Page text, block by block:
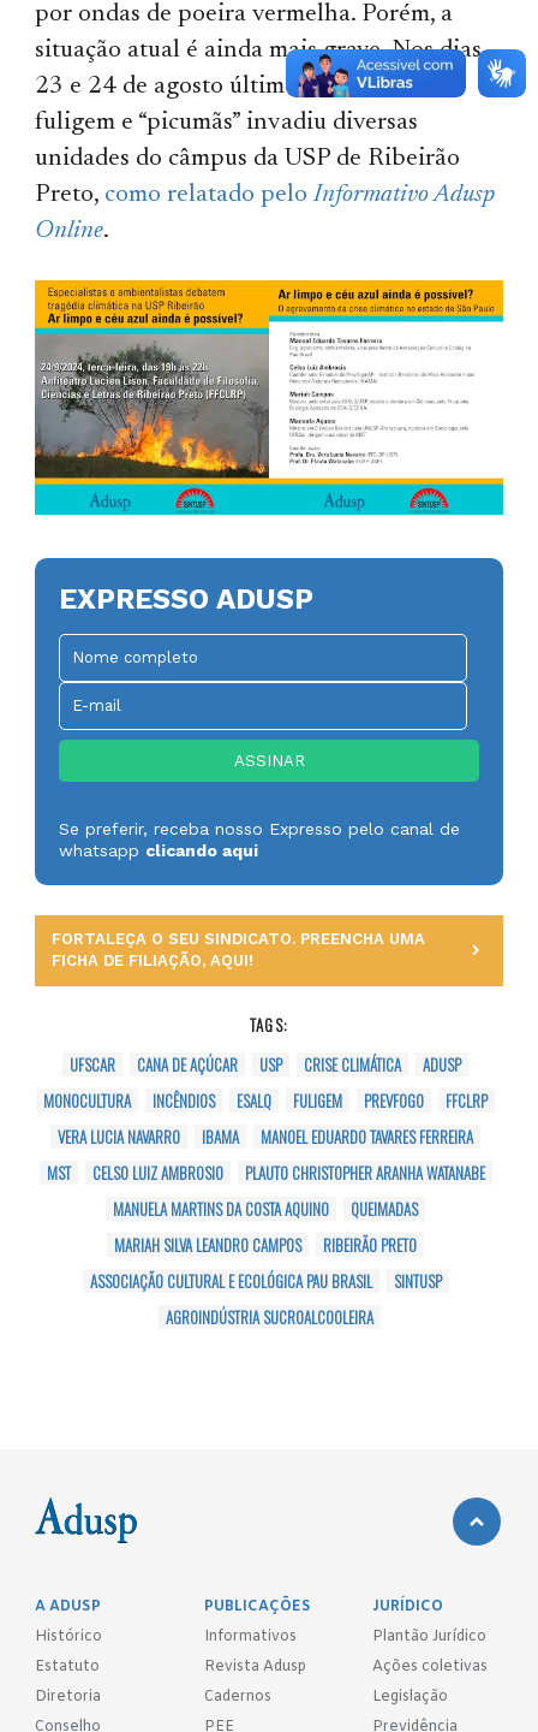
por ondas de poeira vermelha. Porém, a
situação atual é ainda mais grave. Nos dias
23 e 24 de agosto último, uma nuvem de
fuligem e “picumãs” invadiu diversas
unidades do câmpus da USP de Ribeirão
Preto, como relatado peloInformativo Adusp
Online.
EXPRESSO ADUSP
Se preferir, receba nosso Expresso pelo canal de
whatsapp clicando aqui
FORTALEÇA O SEU SINDICATO. PREENCHA UMA
FICHA DE FILIAÇÃO, AQUI!
TAGS:
UFSCAR
CANA DE AÇÚCAR USP CRISE CLIMÁTICA
ADUSP
MONOCULTURA
INCÊNDIOS ESALQ FULIGEM PREVFOGO
FFCLRP
VERA LUCIA NAVARRO
IBAMA
MANOEL EDUARDO TAVARES FERREIRA
MST
CELSO LUIZ AMBROSIO
PLAUTO CHRISTOPHER ARANHA WATANABE
MANUELA MARTINS DA COSTA AQUINO
QUEIMADAS
MARIAH SILVA LEANDRO CAMPOS
RIBEIRÃO PRETO
ASSOCIAÇÃO CULTURAL E ECOLÓGICA PAU BRASIL
SINTUSP
AGROINDÚSTRIA SUCROALCOOLEIRA
A ADUSP
Histórico
Estatuto
Diretoria
Conselho
PUBLICAÇÕES
Informativos
Revista Adusp
Cadernos
PEE
JURÍDICO
Plantão Jurídico
Ações coletivas
Legislação
Previdência